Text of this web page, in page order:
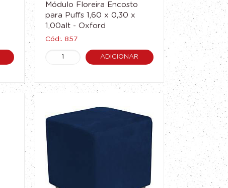
Módulo Floreira Encosto
para Puffs 1,60 x 0,30 x
1,00alt - Oxford
Cód:. 857
ADICIONAR